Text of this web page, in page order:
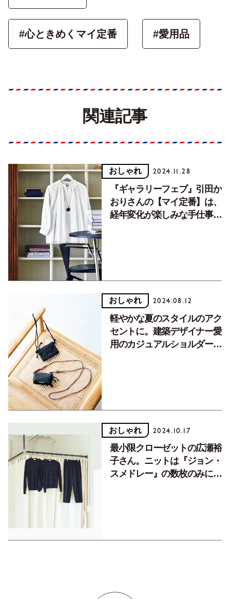
#心ときめくマイ定番 #愛用品
関連記事
おしゃれ 2024.11.28
『ギャラリーフェブ』引田か
おりさんの【マイ定番】は、
経年変化が楽しみな手仕事の
おしゃれ 2024.08.12
軽やかな夏のスタイルのアク
セントに。建築デザイナー愛
用のカジュアルショルダーミ
おしゃれ 2024.10.17
最小限クローゼットの広瀬裕
子さん。ニットは『ジョン・
スメドレー』の数枚のみに限